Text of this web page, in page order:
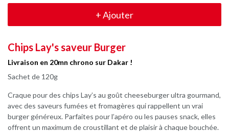
+Ajouter
Chips Lay's saveur Burger
Livraison en 20mn chrono sur Dakar !
Sachet de 120g
Craque pour des chips Lay’s au goût cheeseburger ultra gourmand,
avec des saveurs fumées et fromagères qui rappellent un vrai
burger généreux. Parfaites pour l’apéro ou les pauses snack, elles
offrent un maximum de croustillant et de plaisir à chaque bouchée.